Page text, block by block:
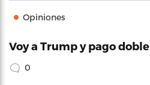
Opiniones
Voy a Trump y pago doble
0